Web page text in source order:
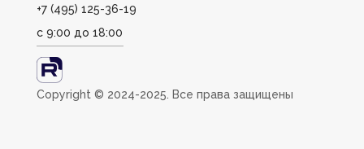
+7 (495) 125-36-19
с 9:00 до 18:00
Сopyright ©️ 2024-2025. Все права защищены